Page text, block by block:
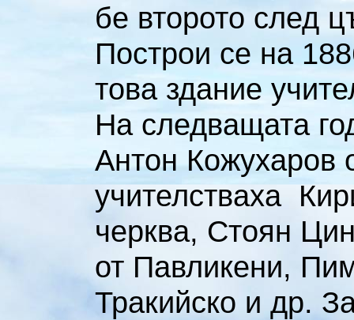
бе второто след
Построи се на
това здание
На следващата
Антон Кожухаров
учителстваха
черква, Стоян
от Павликени,
Тракийско и др.